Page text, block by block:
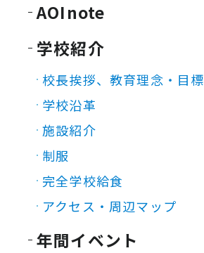
AOInote
学校紹介
校長挨拶、教育理念・目標
学校沿革
施設紹介
制服
完全学校給食
アクセス・周辺マップ
年間イベント